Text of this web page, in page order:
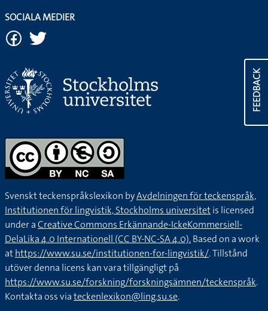
FEEDBACK
SOCIALA MEDIER
Svenskt teckenspråkslexikon byAvdelningen för teckenspråk,
Institutionen för lingvistik, Stockholms universitetis licensed
under aCreative Commons Erkännande-IckeKommersiell-
DelaLika 4.0 Internationell (CC BY-NC-SA 4.0).Based on a work
athttps://www.su.se/institutionen-for-lingvistik/. Tillstånd
utöver denna licens kan vara tillgängligt på
https://www.su.se/forskning/forskningsämnen/teckenspråk.
Kontakta oss viateckenlexikon@ling.su.se.